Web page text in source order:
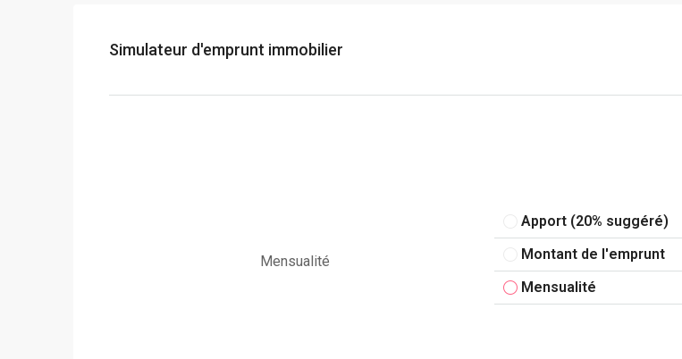
Simulateur d'emprunt immobilier
Mensualité
Apport (20% suggéré)
Montant de l'emprunt
Mensualité